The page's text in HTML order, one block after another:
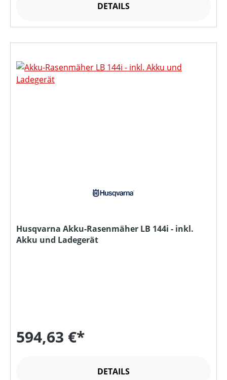
DETAILS
Husqvarna Akku-Rasenmäher LB 144i - inkl.
Akku und Ladegerät
594,63 €*
DETAILS